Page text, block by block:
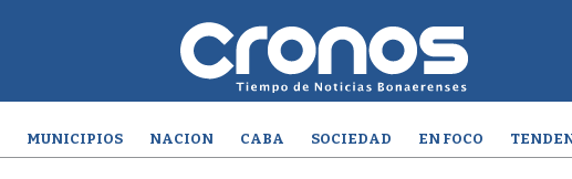
MUNICIPIOS NACION CABA SOCIEDAD EN FOCO